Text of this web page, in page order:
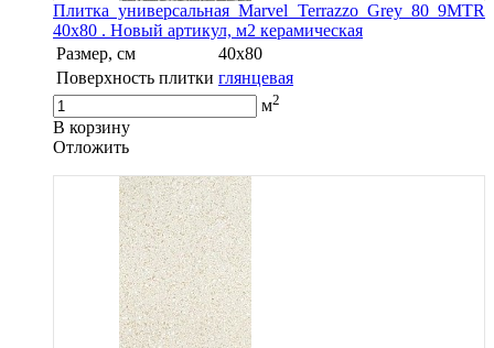
Плитка универсальная Marvel Terrazzo Grey 80 9MTR
40x80 . Новый артикул, м2 керамическая
Размер, см
40x80
Поверхность плитки глянцевая
м2
В корзину
Oтложить